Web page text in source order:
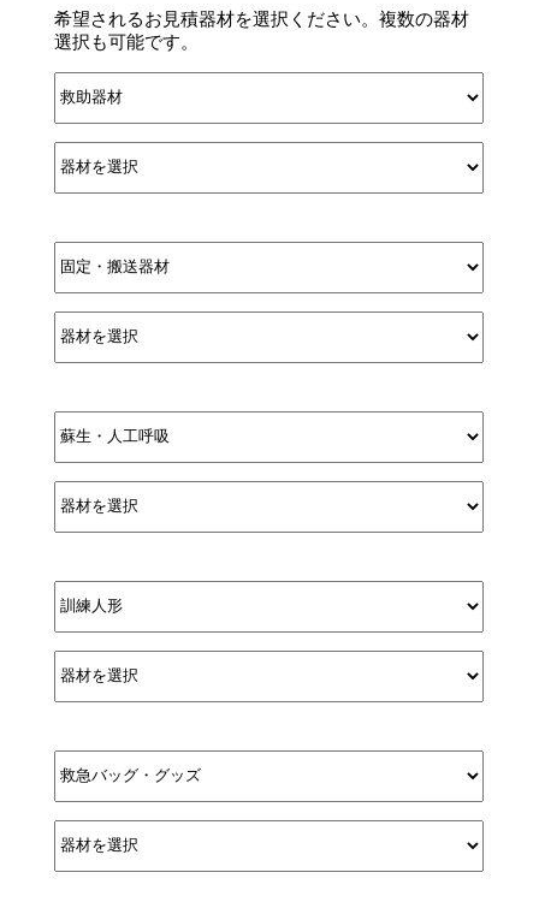
希望されるお見積器材を選択ください。複数の器材
選択も可能です。